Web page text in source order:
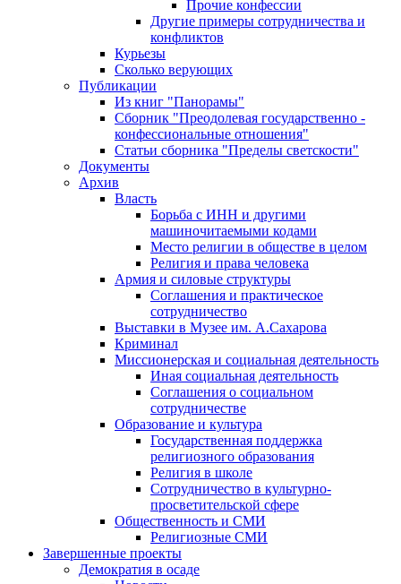
Прочие конфессии
Другие примеры сотрудничества и
конфликтов
Курьезы
Сколько верующих
Публикации
Из книг "Панорамы"
Сборник "Преодолевая государственно -
конфессиональные отношения"
Статьи сборника "Пределы светскости"
Документы
Архив
Власть
Борьба с ИНН и другими
машиночитаемыми кодами
Место религии в обществе в целом
Религия и права человека
Армия и силовые структуры
Соглашения и практическое
сотрудничество
Выставки в Музее им. А.Сахарова
Криминал
Миссионерская и социальная деятельность
Иная социальная деятельность
Соглашения о социальном
сотрудничестве
Образование и культура
Государственная поддержка
религиозного образования
Религия в школе
Сотрудничество в культурно-
просветительской сфере
Общественность и СМИ
Религиозные СМИ
Завершенные проекты
Демократия в осаде